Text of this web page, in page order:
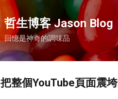
哲生博客 Jason Blog
回憶是神奇的調味品
把整個YouTube頁面震